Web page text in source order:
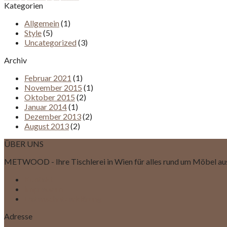
Kategorien
Allgemein(1)
Style(5)
Uncategorized(3)
Archiv
Februar 2021 (1)
November 2015 (1)
Oktober 2015 (2)
Januar 2014(1)
Dezember 2013(2)
August 2013(2)
ÜBER UNS
METWOOD - Ihre Tischlerei in Wien für alles rund um Möbel
Adresse